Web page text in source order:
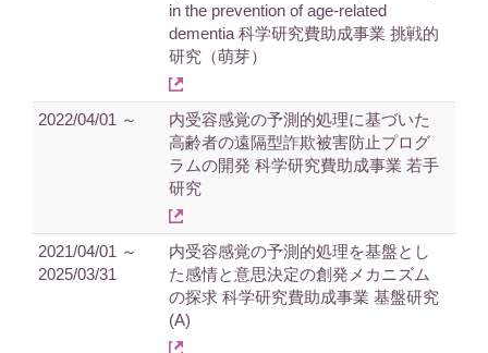
in the prevention of age-related
dementia 科学研究費助成事業 挑戦的
研究（萌芽）
2022/04/01 ～
内受容感覚の予測的処理に基づいた
高齢者の遠隔型詐欺被害防止プログ
ラムの開発 科学研究費助成事業 若手
研究
2021/04/01 ～
2025/03/31
内受容感覚の予測的処理を基盤とし
た感情と意思決定の創発メカニズム
の探求 科学研究費助成事業 基盤研究
(A)